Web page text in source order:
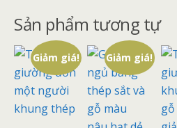
Sản phẩm tương tự
Giảm giá! Giảm giá!